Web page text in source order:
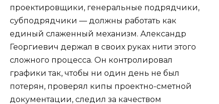
проектировщики, генеральные подрядчики,
субподрядчики — должны работать как
единый слаженный механизм. Александр
Георгиевич держал в своих руках нити этого
сложного процесса. Он контролировал
графики так, чтобы ни один день не был
потерян, проверял кипы проектно-сметной
документации, следил за качеством